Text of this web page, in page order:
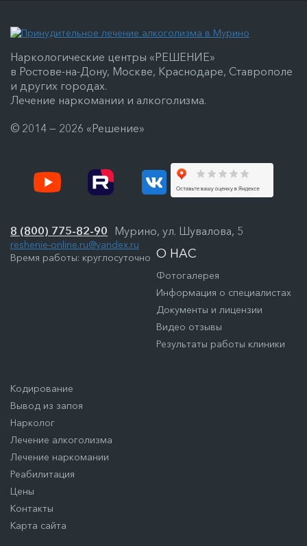
Наркологические центры «РЕШЕНИЕ»
в Ростове-на-Дону, Москве, Краснодаре, Ставрополе
и других городах.
Лечение наркомании и алкоголизма.
© 2014 — 2026 «Решение»
О НАС
Фотогалерея
Информация о специалистах
Документы и лицензии
Видео отзывы
Результаты работы клиники
Кодирование
Вывод из запоя
Нарколог
Лечение алкоголизма
Лечение наркомании
Реабилитация
Цены
Контакты
Карта сайта
8 (800) 775-82-90 Мурино, ул. Шувалова, 5
reshenie-online.ru@yandex.ru
Время работы: круглосуточно